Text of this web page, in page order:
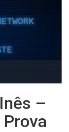
–
Prova